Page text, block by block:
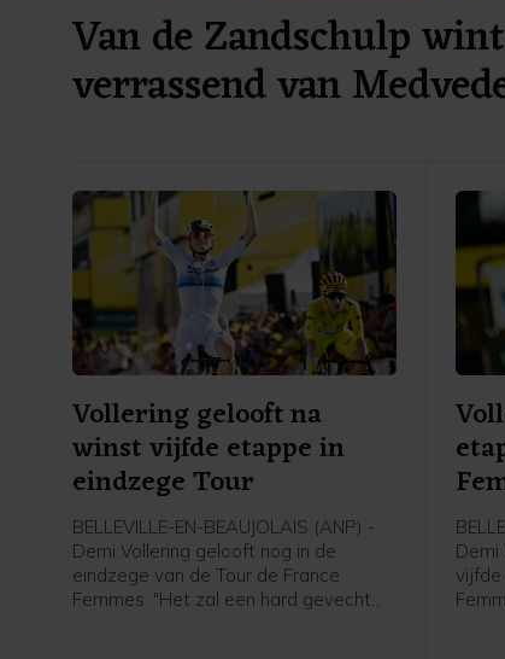
Van de Zandschulp
verrassend van
Vollering gelooft na
winst vijfde etappe in
eindzege Tour
BELLEVILLE-EN-BEAUJOLAIS (ANP) -
Demi Vollering gelooft nog in de
eindzege van de Tour de France
Femmes. "Het zal een hard gevecht
vijfde